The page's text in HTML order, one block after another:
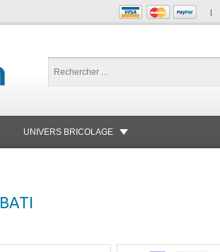
UNIVERS BRICOLAGE
BATI